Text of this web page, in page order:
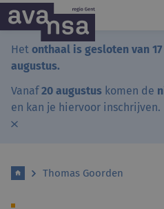
Het onthaal is gesloten van
augustus.
Vanaf20 augustus komen de
en kan je hiervoor inschrijven.
Thomas Goorden